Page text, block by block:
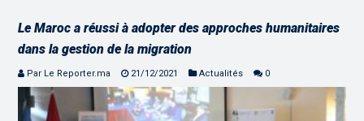
Le Maroc a réussi à adopter des approches humanitaires
dans la gestion de la migration
Par Le Reporter.ma 21/12/2021 Actualités 0